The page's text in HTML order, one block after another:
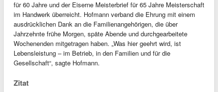
für 60 Jahre und der Eiserne Meisterbrief für 65 Jahre Meisterschaft
im Handwerk überreicht. Hofmann verband die Ehrung mit einem
ausdrücklichen Dank an die Familienangehörigen, die über
Jahrzehnte frühe Morgen, späte Abende und durchgearbeitete
Wochenenden mitgetragen haben. „Was hier geehrt wird, ist
Lebensleistung – im Betrieb, in den Familien und für die
Gesellschaft“, sagte Hofmann.
Zitat